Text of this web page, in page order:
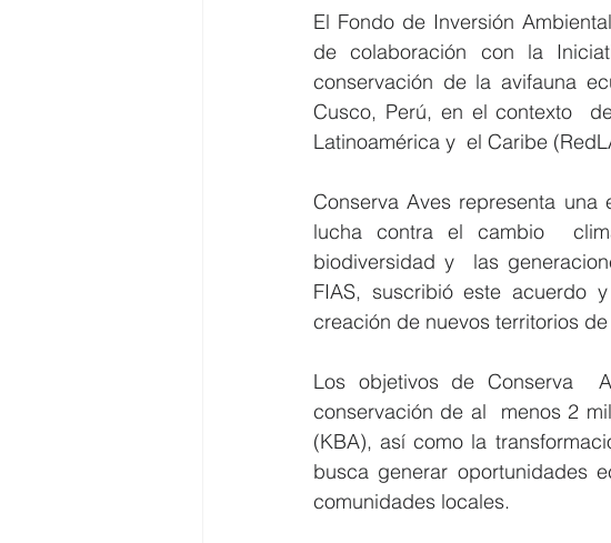
El Fondo de Inversión
de colaboración con la
conservación de la avifauna
Cusco, Perú, en el contexto
Latinoamérica y  el Caribe
Conserva Aves representa
lucha contra el cambio
biodiversidad y  las
FIAS, suscribió este acuerdo
creación de nuevos territorios
Los objetivos de Conserva
conservación de al  menos 2
(KBA), así como la
busca generar oportunidades
comunidades locales.